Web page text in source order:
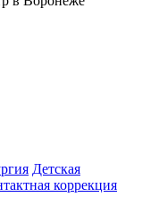
Детская
коррекция